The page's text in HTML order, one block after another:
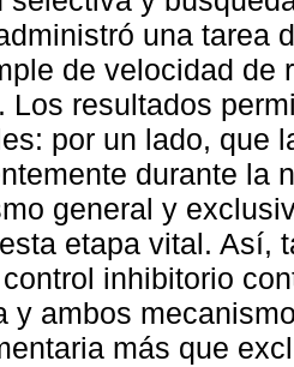
una tarea
de velocidad de
Los resultados
por un lado, que
durante la
general y
etapa vital. Así,
inhibitorio
y ambos
más que